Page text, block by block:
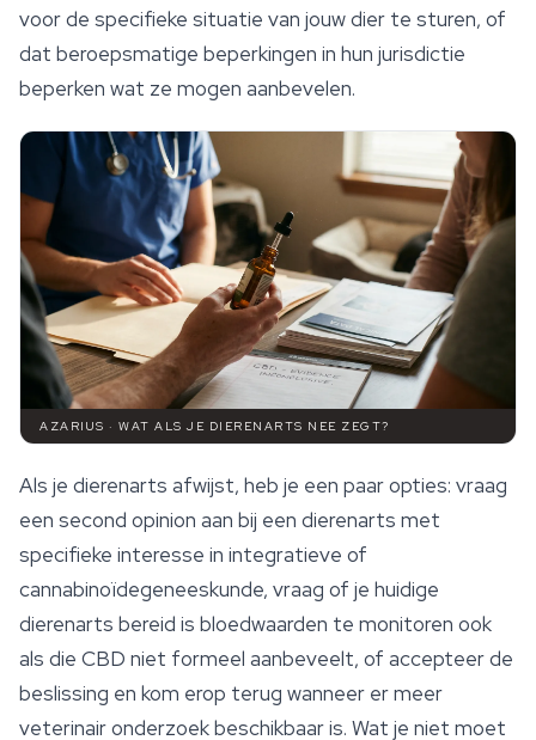
voor de specifieke situatie van jouw dier te sturen, of
dat beroepsmatige beperkingen in hun jurisdictie
beperken wat ze mogen aanbevelen.
AZARIUS · WAT ALS JE DIERENARTS NEE ZEGT?
Als je dierenarts afwijst, heb je een paar opties: vraag
een second opinion aan bij een dierenarts met
specifieke interesse in integratieve of
cannabinoïdegeneeskunde, vraag of je huidige
dierenarts bereid is bloedwaarden te monitoren ook
als die CBD niet formeel aanbeveelt, of accepteer de
beslissing en kom erop terug wanneer er meer
veterinair onderzoek beschikbaar is. Wat je niet moet